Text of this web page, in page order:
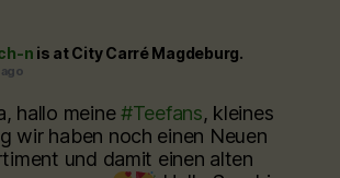
n is at City Carré Magdeburg.
hallo meine#Teefans, kleines
wir haben noch einen Neuen
und damit einen alten